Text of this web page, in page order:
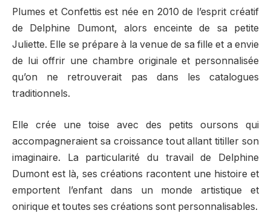
Plumes et Confettis est née en 2010 de l’esprit créatif
de Delphine Dumont, alors enceinte de sa petite
Juliette. Elle se prépare à la venue de sa fille et a envie
de lui offrir une chambre originale et personnalisée
qu’on ne retrouverait pas dans les catalogues
traditionnels.
Elle crée une toise avec des petits oursons qui
accompagneraient sa croissance tout allant titiller son
imaginaire. La particularité du travail de Delphine
Dumont est là, ses créations racontent une histoire et
emportent l’enfant dans un monde artistique et
onirique et toutes ses créations sont personnalisables.